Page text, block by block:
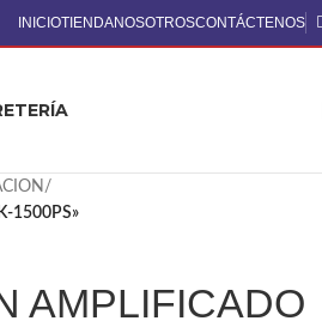
INICIOTIENDANOSOTROSCONTÁCTENOS
/
1500PS»
AMPLIFICADO